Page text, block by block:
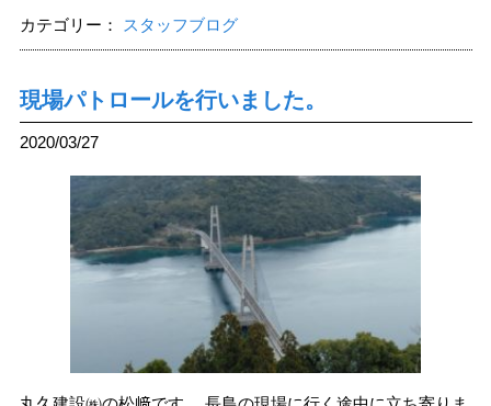
カテゴリー： スタッフブログ
現場パトロールを行いました。
2020/03/27